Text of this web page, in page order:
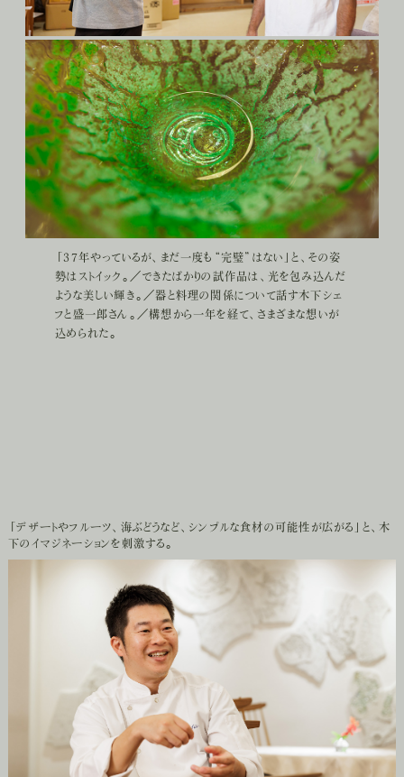
「37年やっているが、まだ一度も“完璧”はない」と、その姿
勢はストイック。／できたばかりの試作品は、光を包み込んだ
ような美しい輝き。／器と料理の関係について話す木下シェ
フと盛一郎さん。／構想から一年を経て、さまざまな想いが
込められた。
「デザートやフルーツ、海ぶどうなど、シンプルな食材の可能性が広がる」と、木
下のイマジネーションを刺激する。
器を前に、話は尽きない。